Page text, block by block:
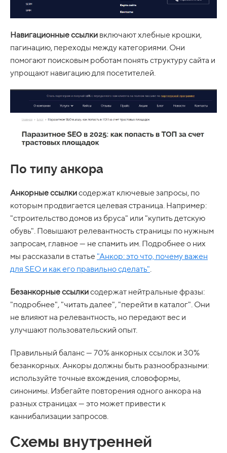
Навигационные ссылки включают хлебные крошки,
пагинацию, переходы между категориями. Они
помогают поисковым роботам понять структуру сайта и
упрощают навигацию для посетителей.
По типу анкора
Анкорные ссылкисодержат ключевые запросы, по
которым продвигается целевая страница. Например:
"строительство домов из бруса" или "купить детскую
обувь". Повышают релевантность страницы по нужным
запросам, главное — не спамить им. Подробнее о них
мы рассказали в статье "Анкор: это что, почему важен
для SEO и как его правильно сделать".
Безанкорные ссылкисодержат нейтральные фразы:
"подробнее", "читать далее", "перейти в каталог". Они
не влияют на релевантность, но передают вес и
улучшают пользовательский опыт.
Правильный баланс — 70% анкорных ссылок и 30%
безанкорных. Анкоры должны быть разнообразными:
используйте точные вхождения, словоформы,
синонимы. Избегайте повторения одного анкора на
разных страницах — это может привести к
каннибализации запросов.
Схемы внутренней